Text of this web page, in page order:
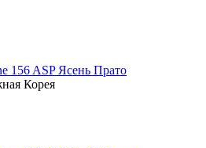
156 ASP Ясень Прато
Корея